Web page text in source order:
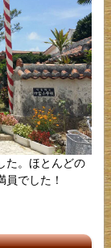
た。ほとんどの
でした！